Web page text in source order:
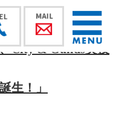
City & Guilds実技
生！」